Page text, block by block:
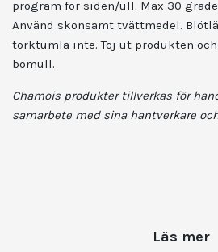
program för siden/ull. Max 30
Använd skonsamt tvättmedel.
torktumla inte. Töj ut produkten
bomull.
Chamois produkter tillverkas för
samarbete med sina hantverkare
Läs mer